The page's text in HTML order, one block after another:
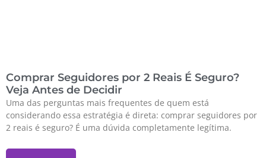
Comprar Seguidores por 2 Reais É Seguro?
Veja Antes de Decidir
Uma das perguntas mais frequentes de quem está
considerando essa estratégia é direta: comprar seguidores por
2 reais é seguro? É uma dúvida completamente legítima.